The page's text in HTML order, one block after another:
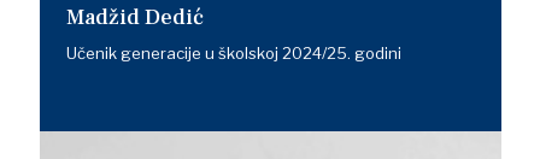
Madžid Dedić
Učenik generacije u školskoj 2024/25. godini